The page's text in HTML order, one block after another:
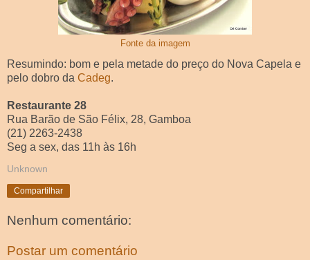
Fonte da imagem
Resumindo: bom e pela metade do preço do Nova Capela e
pelo dobro da Cadeg.
Restaurante 28
Rua Barão de São Félix, 28, Gamboa
(21) 2263-2438
Seg a sex, das 11h às 16h
Unknown
Compartilhar
Nenhum comentário:
Postar um comentário